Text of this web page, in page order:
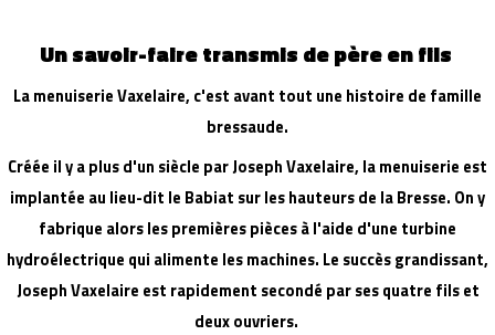
Un savoir-faire transmis de père en fils
La menuiserie Vaxelaire, c'est avant tout une histoire de famille
bressaude.
Créée il y a plus d'un siècle par Joseph Vaxelaire, la menuiserie est
implantée au lieu-dit le Babiat sur les hauteurs de la Bresse. On y
fabrique alors les premières pièces à l'aide d'une turbine
hydroélectrique qui alimente les machines. Le succès grandissant,
Joseph Vaxelaire est rapidement secondé par ses quatre fils et
deux ouvriers.